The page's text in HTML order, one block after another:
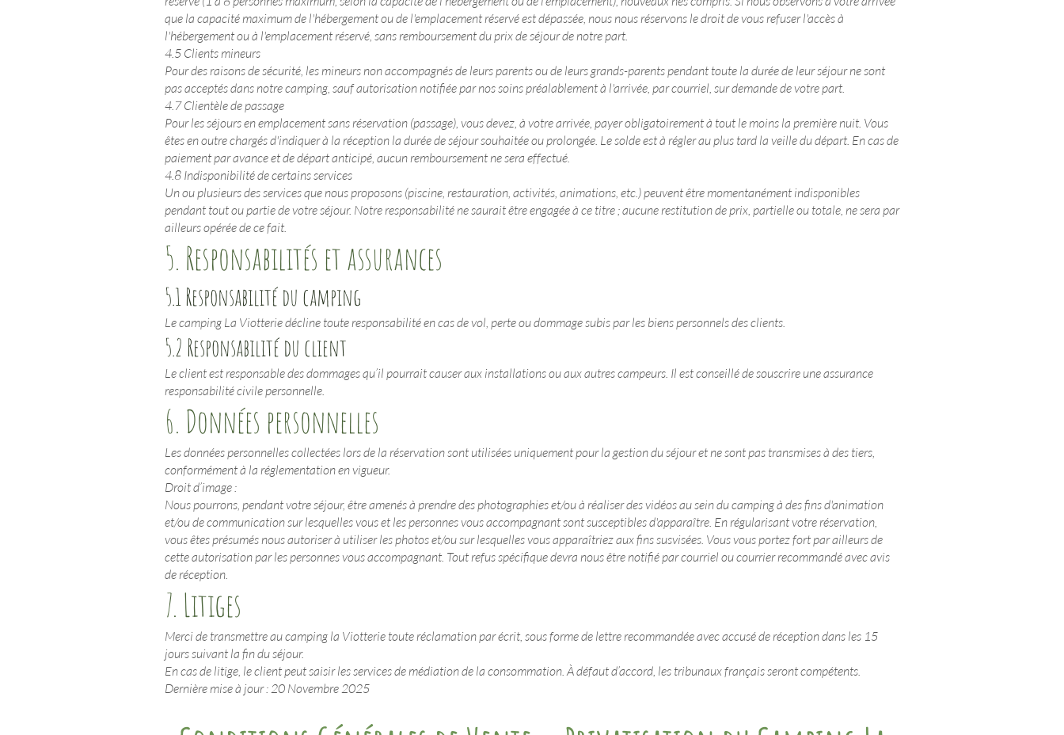
que la capacité maximum de l'hébergement ou de l'emplacement réservé est dépassée, nous nous réservons le droit de vous refuser l'accès à
l'hébergement ou à l'emplacement réservé, sans remboursement du prix de séjour de notre part.
4.5 Clients mineurs
Pour des raisons de sécurité, les mineurs non accompagnés de leurs parents ou de leurs grands-parents pendant toute la durée de leur séjour ne sont
pas acceptés dans notre camping, sauf autorisation notifiée par nos soins préalablement à l'arrivée, par courriel, sur demande de votre part.
4.7 Clientèle de passage
Pour les séjours en emplacement sans réservation (passage), vous devez, à votre arrivée, payer obligatoirement à tout le moins la première nuit. Vous
êtes en outre chargés d'indiquer à la réception la durée de séjour souhaitée ou prolongée. Le solde est à régler au plus tard la veille du départ. En cas de
paiement par avance et de départ anticipé, aucun remboursement ne sera effectué.
4.8 Indisponibilité de certains services
Un ou plusieurs des services que nous proposons (piscine, restauration, activités, animations, etc.) peuvent être momentanément indisponibles
pendant tout ou partie de votre séjour. Notre responsabilité ne saurait être engagée à ce titre ; aucune restitution de prix, partielle ou totale, ne sera par
ailleurs opérée de ce fait.
5. Responsabilités et assurances
5.1 Responsabilité du camping
Le camping La Viotterie décline toute responsabilité en cas de vol, perte ou dommage subis par les biens personnels des clients.
5.2 Responsabilité du client
Le client est responsable des dommages qu’il pourrait causer aux installations ou aux autres campeurs. Il est conseillé de souscrire une assurance
responsabilité civile personnelle.
6. Données personnelles
Les données personnelles collectées lors de la réservation sont utilisées uniquement pour la gestion du séjour et ne sont pas transmises à des tiers,
conformément à la réglementation en vigueur.
Droit d’image :
Nous pourrons, pendant votre séjour, être amenés à prendre des photographies et/ou à réaliser des vidéos au sein du camping à des fins d'animation
et/ou de communication sur lesquelles vous et les personnes vous accompagnant sont susceptibles d'apparaître. En régularisant votre réservation,
vous êtes présumés nous autoriser à utiliser les photos et/ou sur lesquelles vous apparaîtriez aux fins susvisées. Vous vous portez fort par ailleurs de
cette autorisation par les personnes vous accompagnant. Tout refus spécifique devra nous être notifié par courriel ou courrier recommandé avec avis
de réception.
7. Litiges
Merci de transmettre au camping la Viotterie toute réclamation par écrit, sous forme de lettre recommandée avec accusé de réception dans les 15
jours suivant la fin du séjour.
En cas de litige, le client peut saisir les services de médiation de la consommation. À défaut d’accord, les tribunaux français seront compétents.
Dernière mise à jour : 20 Novembre 2025